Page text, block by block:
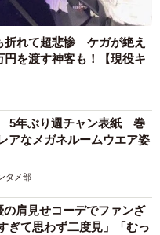
れて超悲惨 ケガが絶え
を渡す神客も！【現役キ
5年ぶり週チャン表紙 巻
アなメガネルームウエア姿
タメ部
肩見せコーデでファンざ
て思わず二度見」「むっ